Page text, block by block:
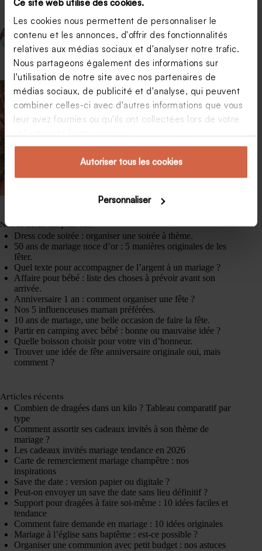
Les cookies nous permettent de personnaliser le
contenu et les annonces, d'offrir des fonctionnalités
relatives aux médias sociaux et d'analyser notre trafic.
Nous partageons également des informations sur
l'utilisation de notre site avec nos partenaires de
médias sociaux, de publicité et d'analyse, qui peuvent
combiner celles-ci avec d'autres informations que vous
leur avez fournies ou qu'ils ont collectées lors de votre
Autoriser tous les cookies
Personnaliser
PRÉCÉDENT SUIVANT
Nos articles les plus lus.
Dress code soirée : organiser une soirée à thème.
50 ans de mariage noce d’or : 5 manières originales de les
fêter.
Quel texte pour accompagner de l’argent à un mariage ?
Affaire pour bébé : liste des choses à prévoir avant son
arrivée.
Anniversaire 1 an : comment organiser une fête ?
Nos 5 influenceuses maman préférées.
10 ans de mariage, une belle occasion de faire la fête.
Partir en camping avec bébé : bonne ou mauvaise idée ?
Quelle boisson choisir pour votre vin d’honneur.
Trouver une idée de fête anniversaire originale oui, mais
comment ?
Articles récents
Combien de dragées dans un kilo ? Tableau comparatif par
type
Comment assortir ses cadeaux invités à son thème de
mariage ?
Les cadeaux invités mariage tendance en 2026
Carte de remerciement mariage champêtre : nos
inspirations
Save the date : version papier ou digitale ?
Peut-on envoyer un save the date sans lieu définitif ?
Support pour dragées à faire soi-même : 10 idées faciles et
tendance
Comment faire demande en mariage : 10 idées originales
Mariage à l’église sans baptême : est-ce possible ?
Organiser une communion avec petit budget : nos astuces